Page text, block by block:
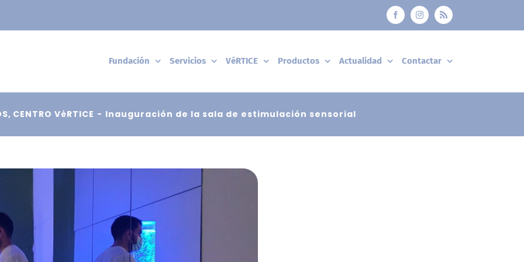
FacebookInstagramRss
Fundación Servicios VéRTICE Productos Actualidad Contactar
CENTRO VéRTICE Inauguración de la sala de estimulación sensorial